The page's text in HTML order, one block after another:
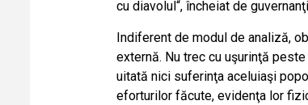
cu diavolul“, încheiat de
Indiferent de modul de analiză,
externă. Nu trec cu uşurinţă
uitată nici suferinţa aceluiaşi
eforturilor făcute, evidenţa lor